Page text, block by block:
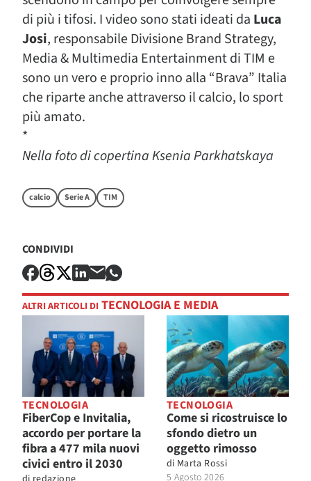
di più i tifosi. I video sono stati ideati da Luca
Josi, responsabile Divisione Brand Strategy,
Media & Multimedia Entertainment di TIM e
sono un vero e proprio inno alla “Brava” Italia
che riparte anche attraverso il calcio, lo sport
più amato.
*
Nella foto di copertina Ksenia Parkhatskaya
calcio Serie A TIM
CONDIVIDI
ALTRI ARTICOLI DI TECNOLOGIA E MEDIA
TECNOLOGIA
FiberCop e Invitalia,
accordo per portare la
fibra a 477 mila nuovi
civici entro il 2030
TECNOLOGIA
Come si ricostruisce lo
sfondo dietro un
oggetto rimosso
di Marta Rossi
5 Agosto 2026